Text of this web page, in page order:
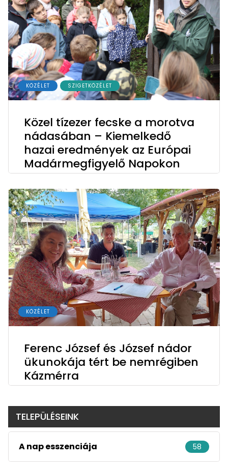
KÖZÉLET SZIGETKÖZÉLET
Közel tízezer fecske a morotva
nádasában – Kiemelkedő
hazai eredmények az Európai
Madármegfigyelő Napokon
KÖZÉLET
Ferenc József és József nádor
ükunokája tért be nemrégiben
Kázmérra
TELEPÜLÉSEINK
A nap esszenciája 58